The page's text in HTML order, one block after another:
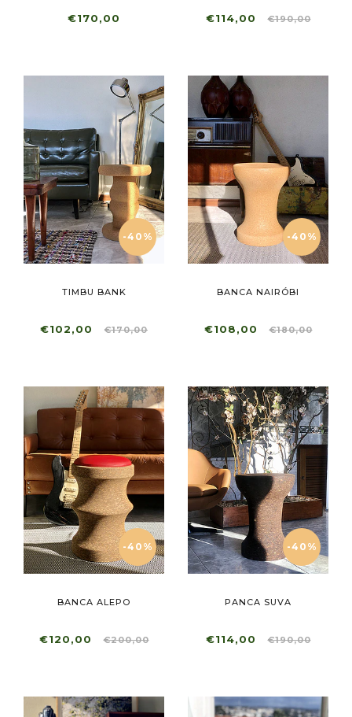
€170,00 €114,00 €190,00
-40%
TIMBU BANK
€102,00 €170,00
-40%
BANCA NAIRÓBI
€108,00 €180,00
-40%
BANCA ALEPO
€120,00 €200,00
-40%
PANCA SUVA
€114,00 €190,00